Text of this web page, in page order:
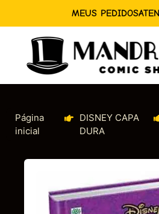
MEUS PEDIDOS
Página
inicial
DISNEY CAPA
DURA